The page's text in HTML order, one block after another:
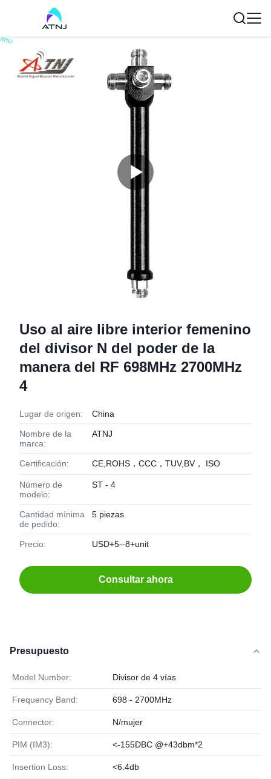
Uso al aire libre interior femenino
del divisor N del poder de la
manera del RF 698MHz 2700MHz
4
Lugar de origen: China
Nombre de la
marca:
ATNJ
Certificación: CE,ROHS，CCC，TUV,BV， ISO
Número de
modelo:
ST - 4
Cantidad mínima
de pedido:
5 piezas
Precio: USD+5--8+unit
Consultar ahora
Presupuesto
Model Number: Divisor de 4 vías
Frequency Band: 698 - 2700MHz
Connector: N/mujer
PIM (IM3): <-155DBC @+43dbm*2
Insertion Loss: <6.4db